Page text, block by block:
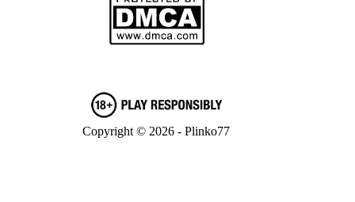
Copyright © 2026 - Plinko77